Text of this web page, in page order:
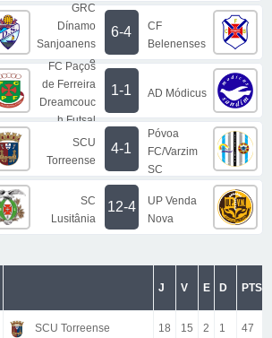
GRC
Dínamo
Sanjoanens
e
6-4
CF
Belenenses
FC Paços
de Ferreira
Dreamcouc
h Futsal
1-1 AD Módicus
SCU
Torreense
4-1
Póvoa
FC/Varzim
SC
SC
Lusitânia
12-4
UP Venda
Nova
J V E D PTS
SCU Torreense 18 15 2 1 47